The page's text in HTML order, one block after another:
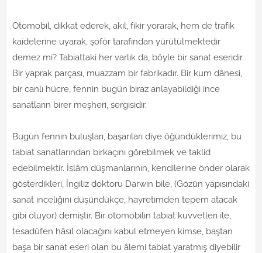
Otomobil, dikkat ederek, akıl, fikir yorarak, hem de trafik
kaidelerine uyarak, şoför tarafından yürütülmektedir
demez mi? Tabiattaki her varlık da, böyle bir sanat eseridir.
Bir yaprak parçası, muazzam bir fabrikadır. Bir kum dânesi,
bir canlı hücre, fennin bugün biraz anlayabildiği ince
sanatların birer meşheri, sergisidir.
Bugün fennin buluşları, başarıları diye öğündüklerimiz, bu
tabiat sanatlarından birkaçını görebilmek ve taklid
edebilmektir. İslâm düşmanlarının, kendilerine önder olarak
gösterdikleri, İngiliz doktoru Darwin bile, (Gözün yapısındaki
sanat inceliğini düşündükçe, hayretimden tepem atacak
gibi oluyor) demiştir. Bir otomobilin tabiat kuvvetleri ile,
tesadüfen hâsıl olacağını kabul etmeyen kimse, baştan
başa bir sanat eseri olan bu âlemi tabiat yaratmış diyebilir